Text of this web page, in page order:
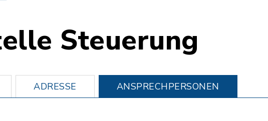
Steuerung
ADRESSE ANSPRECHPERSONEN